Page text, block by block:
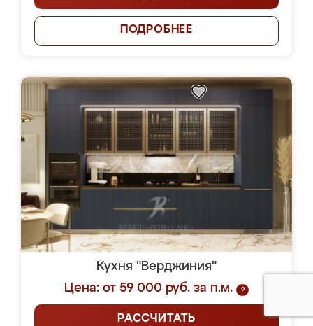
ПОДРОБНЕЕ
Кухня "Верджиния"
Цена: от 59 000 руб. за п.м.
?
РАССЧИТАТЬ